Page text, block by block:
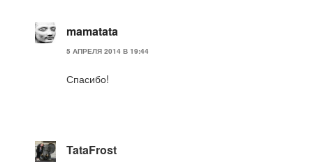
mamatata
5 АПРЕЛЯ 2014 В 19:44
Спасибо!
TataFrost